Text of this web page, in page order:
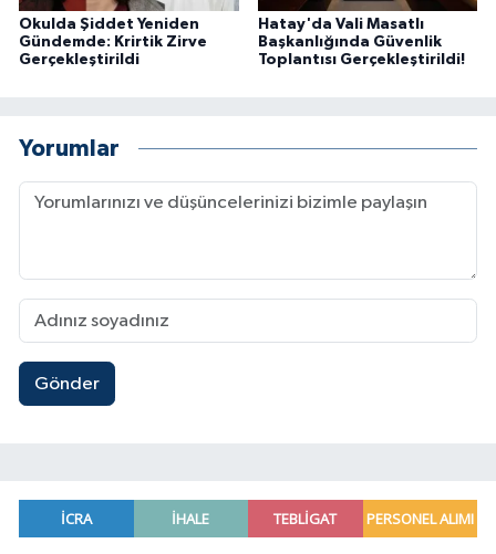
Okulda Şiddet Yeniden
Gündemde: Krirtik Zirve
Gerçekleştirildi
Hatay'da Vali Masatlı
Başkanlığında Güvenlik
Toplantısı Gerçekleştirildi!
Yorumlar
Gönder